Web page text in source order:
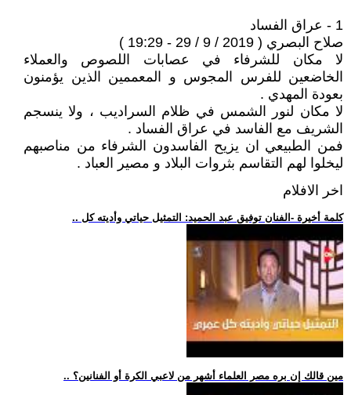
1 - عراق الفساد
صلاح البصري ( 2019 / 9 / 29 - 19:29 )
لا مكان للشرفاء في عصابات اللصوص والعملاء
الخاضعين للفرس المجوس و المعممين الذين يؤمنون
بعودة المهدي .
لا مكان لنور الشمس في ظلام السراديب ، ولا ينسجم
الشريف مع الفاسد في عراق الفساد .
فمن الطبيعي ان يزيح الفاسدون الشرفاء من مناصبهم
ليخلوا لهم التقاسم بثروات البلاد و مصير العباد .
اخر الافلام
.. كلمة أخيرة -الفنان توفيق عبد الحميد: التمثيل حياتي وأديته كل
.. مين قالك إن بره مصر العلماء أشهر من لاعبي الكرة أو الفنانين؟